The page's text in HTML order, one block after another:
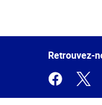
de la
Retrouvez-